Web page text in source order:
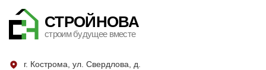
СТРОЙНОВА
строим будущее вместе
г. Кострома, ул. Свердлова, д.